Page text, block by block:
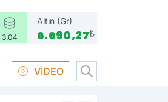
3.04
Altın (Gr)
6.690,27₺
VİDEO